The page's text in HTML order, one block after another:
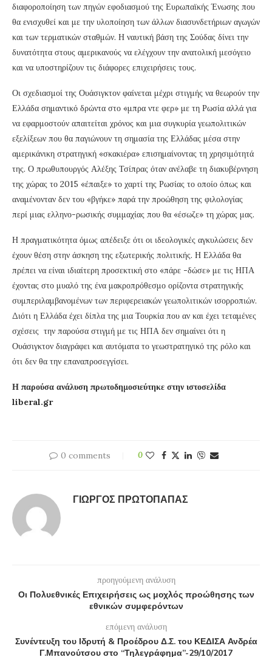
διαφοροποίηση των πηγών εφοδιασμού της Ευρωπαϊκής Ένωσης που
θα ενισχυθεί και με την υλοποίηση των άλλων διασυνδετήριων αγωγών
και των τερματικών σταθμών. Η ναυτική βάση της Σούδας δίνει την
δυνατότητα στους αμερικανούς να ελέγχουν την ανατολική μεσόγειο
και να υποστηρίζουν τις διάφορες επιχειρήσεις τους.
Οι σχεδιασμοί της Ουάσιγκτον φαίνεται μέχρι στιγμής να θεωρούν την
Ελλάδα σημαντικό δρώντα στο «μπρα ντε φερ» με τη Ρωσία αλλά για
να εφαρμοστούν απαιτείται χρόνος και μια συγκυρία γεωπολιτικών
εξελίξεων που θα παγιώνουν τη σημασία της Ελλάδας μέσα στην
αμερικάνικη στρατηγική «σκακιέρα» επισημαίνοντας τη χρησιμότητά
της. Ο πρωθυπουργός Αλέξης Τσίπρας όταν ανέλαβε τη διακυβέρνηση
της χώρας το 2015 «έπαιξε» το χαρτί της Ρωσίας το οποίο όπως και
αναμένονταν δεν του «βγήκε» παρά την προώθηση της φιλολογίας
περί μιας ελληνο-ρωσικής συμμαχίας που θα «έσωζε» τη χώρας μας.
Η πραγματικότητα όμως απέδειξε ότι οι ιδεολογικές αγκυλώσεις δεν
έχουν θέση στην άσκηση της εξωτερικής πολιτικής. Η Ελλάδα θα
πρέπει να είναι ιδιαίτερη προσεκτική στο «πάρε -δώσε» με τις ΗΠΑ
έχοντας στο μυαλό της ένα μακροπρόθεσμο ορίζοντα στρατηγικής
συμπεριλαμβανομένων των περιφερειακών γεωπολιτικών ισορροπιών.
Διότι η Ελλάδα έχει δίπλα της μια Τουρκία που αν και έχει τεταμένες
σχέσεις την παρούσα στιγμή με τις ΗΠΑ δεν σημαίνει ότι η
Ουάσιγκτον διαγράφει και αυτόματα το γεωστρατηγικό της ρόλο και
ότι δεν θα την επαναπροσεγγίσει.
Η παρούσα ανάλυση πρωτοδημοσιεύτηκε στην ιστοσελίδα
liberal.gr
0 comments 0
ΓΙΏΡΓΟΣ ΠΡΩΤΌΠΑΠΑΣ
προηγούμενη ανάλυση
Οι Πολυεθνικές Επιχειρήσεις ως μοχλός προώθησης των
εθνικών συμφερόντων
επόμενη ανάλυση
Συνέντευξη του Ιδρυτή & Προέδρου Δ.Σ. του ΚΕΔΙΣΑ Ανδρέα
Γ.Μπανούτσου στο “Τηλεγράφημα”-29/10/2017